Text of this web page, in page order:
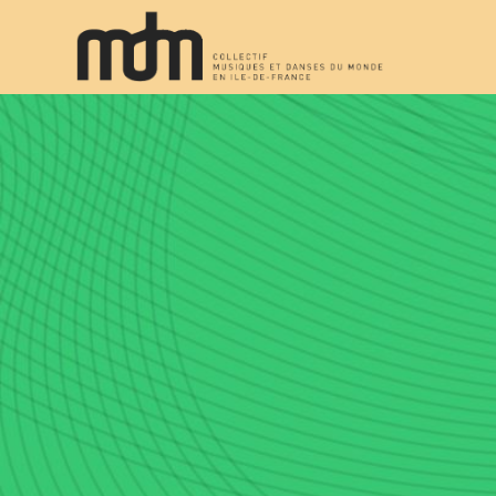
Appel à